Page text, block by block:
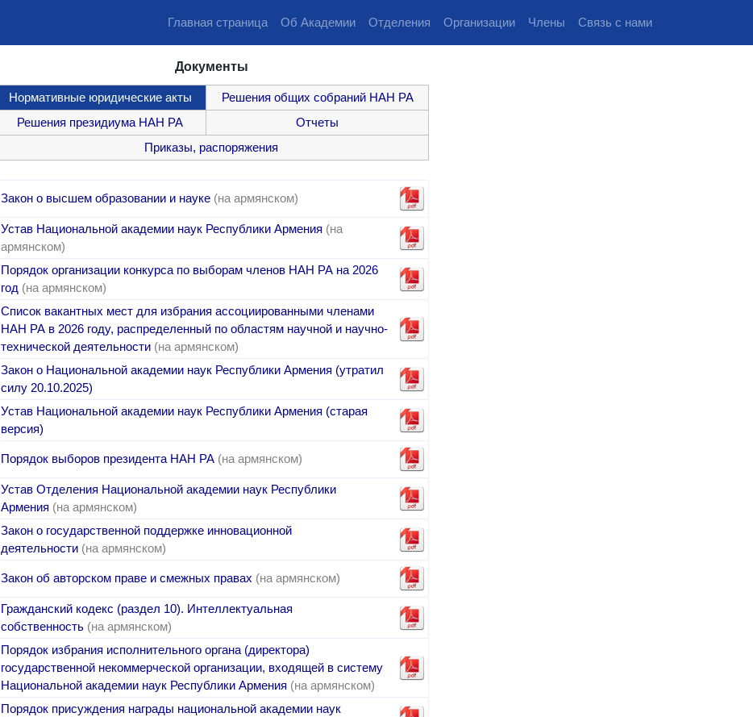
Главная страница Об Академии Отделения Организации Члены Связь с нами
Документы
Нормативные юридические акты
Решения общих собраний НАН РА
Решения президиума НАН РА
Отчеты
Приказы, распоряжения
Закон о высшем образовании и науке (на армянском)
Устав Национальной академии наук Республики Армения (на
армянском)
Порядок организации конкурса по выборам членов НАН РА на 2026
год (на армянском)
Список вакантных мест для избрания ассоциированными членами
НАН РА в 2026 году, распределенный по областям научной и научно-
технической деятельности (на армянском)
Закон о Национальной академии наук Республики Армения (утратил
силу 20.10.2025)
Устав Национальной академии наук Республики Армения (старая
версия)
Порядок выборов президента НАН РА (на армянском)
Устав Отделения Национальной академии наук Республики
Армения (на армянском)
Закон о государственной поддержке инновационной
деятельности (на армянском)
Закон об авторском праве и смежных правах (на армянском)
Гражданский кодекс (раздел 10). Интеллектуальная
собственность (на армянском)
Порядок избрания исполнительного органа (директора)
государственной некоммерческой организации, входящей в систему
Национальной академии наук Республики Армения (на армянском)
Порядок присуждения награды национальной академии наук